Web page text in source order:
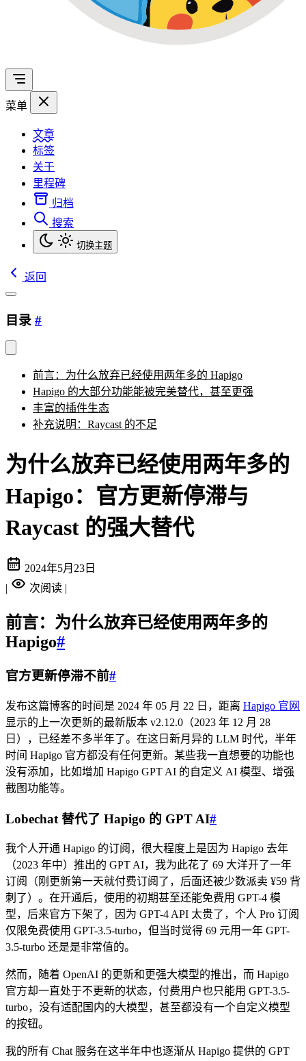
菜单
文章
标签
关于
里程碑
归档
搜索
切换主题
返回
目录 #
前言：为什么放弃已经使用两年多的 Hapigo
Hapigo 的大部分功能能被完美替代，甚至更强
丰富的插件生态
补充说明：Raycast 的不足
为什么放弃已经使用两年多的
Hapigo：官方更新停滞与
Raycast 的强大替代
2024年5月23日
|
次阅读 |
前言：为什么放弃已经使用两年多的
Hapigo#
官方更新停滞不前#
发布这篇博客的时间是 2024 年 05 月 22 日，距离 Hapigo 官网
显示的上一次更新的最新版本 v2.12.0（2023 年 12 月 28
日），已经差不多半年了。在这日新月异的 LLM 时代，半年
时间 Hapigo 官方都没有任何更新。某些我一直想要的功能也
没有添加，比如增加 Hapigo GPT AI 的自定义 AI 模型、增强
截图功能等。
Lobechat 替代了 Hapigo 的 GPT AI#
我个人开通 Hapigo 的订阅，很大程度上是因为 Hapigo 去年
（2023 年中）推出的 GPT AI，我为此花了 69 大洋开了一年
订阅（刚更新第一天就付费订阅了，后面还被少数派卖 ¥59 背
刺了）。在开通后，使用的初期甚至还能免费用 GPT-4 模
型，后来官方下架了，因为 GPT-4 API 太贵了，个人 Pro 订阅
仅限免费使用 GPT-3.5-turbo，但当时觉得 69 元用一年 GPT-
3.5-turbo 还是是非常值的。
然而，随着 OpenAI 的更新和更强大模型的推出，而 Hapigo
官方却一直处于不更新的状态，付费用户也只能用 GPT-3.5-
turbo，没有适配国内的大模型，甚至都没有一个自定义模型
的按钮。
我的所有 Chat 服务在这半年中也逐渐从 Hapigo 提供的 GPT